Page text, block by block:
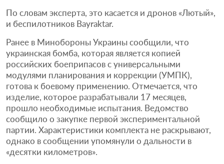
По словам эксперта, это касается и дронов «Лютый»,
и беспилотников Bayraktar.
Ранее в Минобороны Украины сообщили, что
украинская бомба, которая является копией
российских боеприпасов с универсальными
модулями планирования и коррекции (УМПК),
готова к боевому применению. Отмечается, что
изделие, которое разрабатывали 17 месяцев,
прошло необходимые испытания. Ведомство
сообщило о закупке первой экспериментальной
партии. Характеристики комплекта не раскрывают,
однако в сообщении упомянули о дальности в
«десятки километров».